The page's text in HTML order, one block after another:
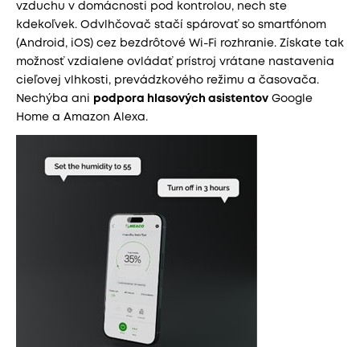
vzduchu v domácnosti pod kontrolou, nech ste
kdekoľvek. Odvlhčovač stačí spárovať so smartfónom
(Android, iOS) cez bezdrôtové Wi-Fi rozhranie. Získate tak
možnosť vzdialene ovládať prístroj vrátane nastavenia
cieľovej vlhkosti, prevádzkového režimu a časovača.
Nechýba ani podpora hlasových asistentov Google
Home a Amazon Alexa.